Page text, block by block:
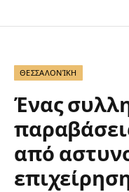
ΘΕΣΣΑΛΟΝΊΚΗ
Ένας
από